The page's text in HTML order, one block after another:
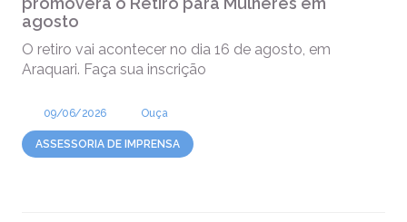
agosto
O retiro vai acontecer no dia 16 de agosto, em
Araquari. Faça sua inscrição
09/06/2026 Ouça
ASSESSORIA DE IMPRENSA